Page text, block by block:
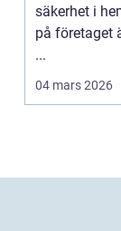
säkerhet i
på företaget
...
04 mars 2026